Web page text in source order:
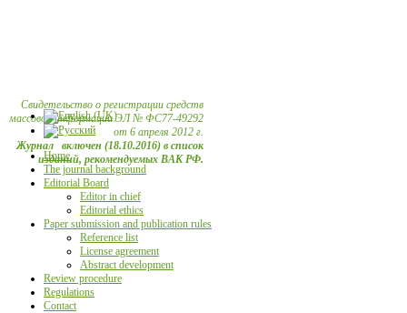
Свидетельство о регистрации средств
массовой информации ЭЛ № ФС77-49292
от 6 апреля 2012 г.
Журнал включен (18.10.2016) в список
изданий, рекомендуемых ВАК РФ.
Home
The journal background
Editorial Board
Editor in chief
Editorial ethics
Paper submission and publication rules
Reference list
License agreement
Abstract development
Review procedure
Regulations
Contact